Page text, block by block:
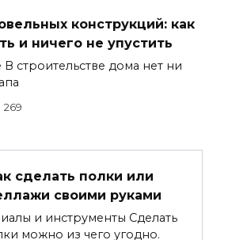
конструкций: как
и ничего не упустить
строительстве дома нет ни
269
сделать полки или
своими руками
и инструменты Сделать
можно из чего угодно.